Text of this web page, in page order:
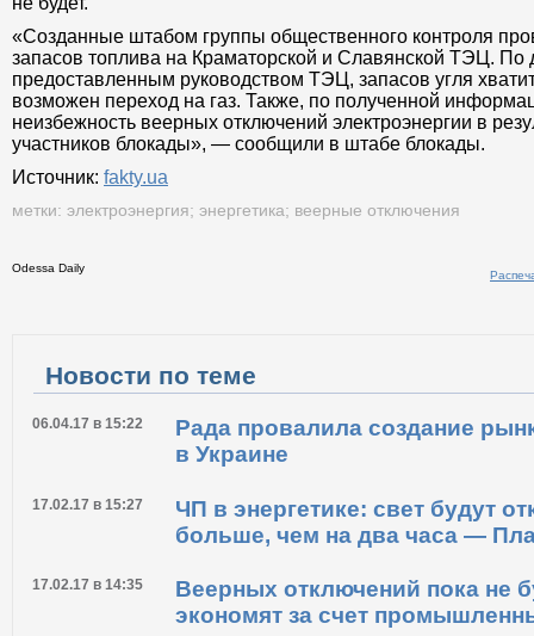
не будет.
«Созданные штабом группы общественного контроля
запасов топлива на Краматорской и Славянской ТЭЦ. По
предоставленным руководством ТЭЦ, запасов угля
возможен переход на газ. Также, по полученной
неизбежность веерных отключений электроэнергии в
участников блокады», — сообщили в штабе блокады.
Распечатать
Новости по теме
Рада провалила создание
в Украине
ЧП в энергетике: свет будут
больше, чем на два часа —